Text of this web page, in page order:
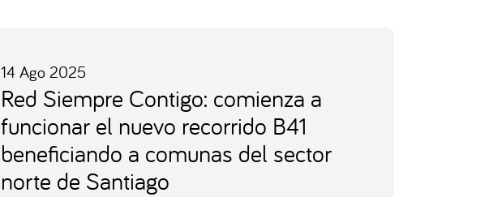
14 Ago 2025
Red Siempre Contigo: comienza a
funcionar el nuevo recorrido B41
beneficiando a comunas del sector
norte de Santiago